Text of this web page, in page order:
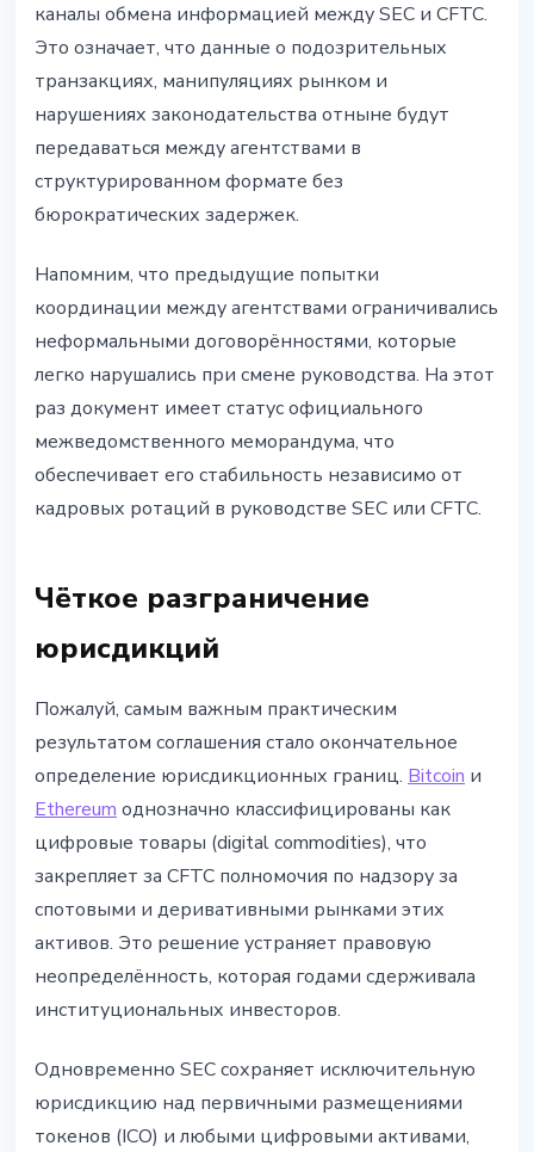
каналы обмена информацией между SEC и CFTC.
Это означает, что данные о подозрительных
транзакциях, манипуляциях рынком и
нарушениях законодательства отныне будут
передаваться между агентствами в
структурированном формате без
бюрократических задержек.
Напомним, что предыдущие попытки
координации между агентствами ограничивались
неформальными договорённостями, которые
легко нарушались при смене руководства. На этот
раз документ имеет статус официального
межведомственного меморандума, что
обеспечивает его стабильность независимо от
кадровых ротаций в руководстве SEC или CFTC.
Чёткое разграничение
юрисдикций
Пожалуй, самым важным практическим
результатом соглашения стало окончательное
определение юрисдикционных границ. Bitcoin и
Ethereum однозначно классифицированы как
цифровые товары (digital commodities), что
закрепляет за CFTC полномочия по надзору за
спотовыми и деривативными рынками этих
активов. Это решение устраняет правовую
неопределённость, которая годами сдерживала
институциональных инвесторов.
Одновременно SEC сохраняет исключительную
юрисдикцию над первичными размещениями
токенов (ICO) и любыми цифровыми активами,